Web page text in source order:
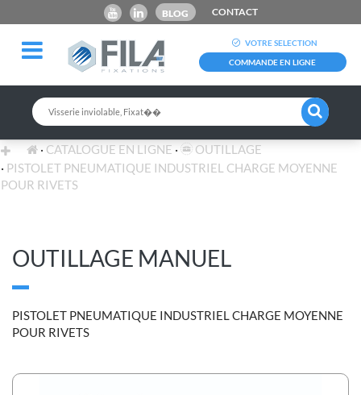
BLOG CONTACT
VOTRE SELECTION
COMMANDE EN LIGNE
CATALOGUE EN LIGNE
OUTILLAGE
PISTOLET PNEUMATIQUE INDUSTRIEL CHARGE MOYENNE
POUR RIVETS
OUTILLAGE MANUEL
PISTOLET PNEUMATIQUE INDUSTRIEL CHARGE MOYENNE
POUR RIVETS